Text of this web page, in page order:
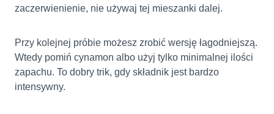
zaczerwienienie, nie używaj tej mieszanki dalej.
Przy kolejnej próbie możesz zrobić wersję łagodniejszą.
Wtedy pomiń cynamon albo użyj tylko minimalnej ilości
zapachu. To dobry trik, gdy składnik jest bardzo
intensywny.